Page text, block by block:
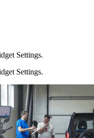
Settings.
Settings.